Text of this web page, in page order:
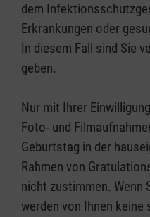
dem
Erkrankungen oder
In diesem Fall sind Sie
geben.
Nur mit Ihrer
Foto- und
Geburtstag in der
Rahmen von
nicht zustimmen. Wenn
werden von Ihnen keine